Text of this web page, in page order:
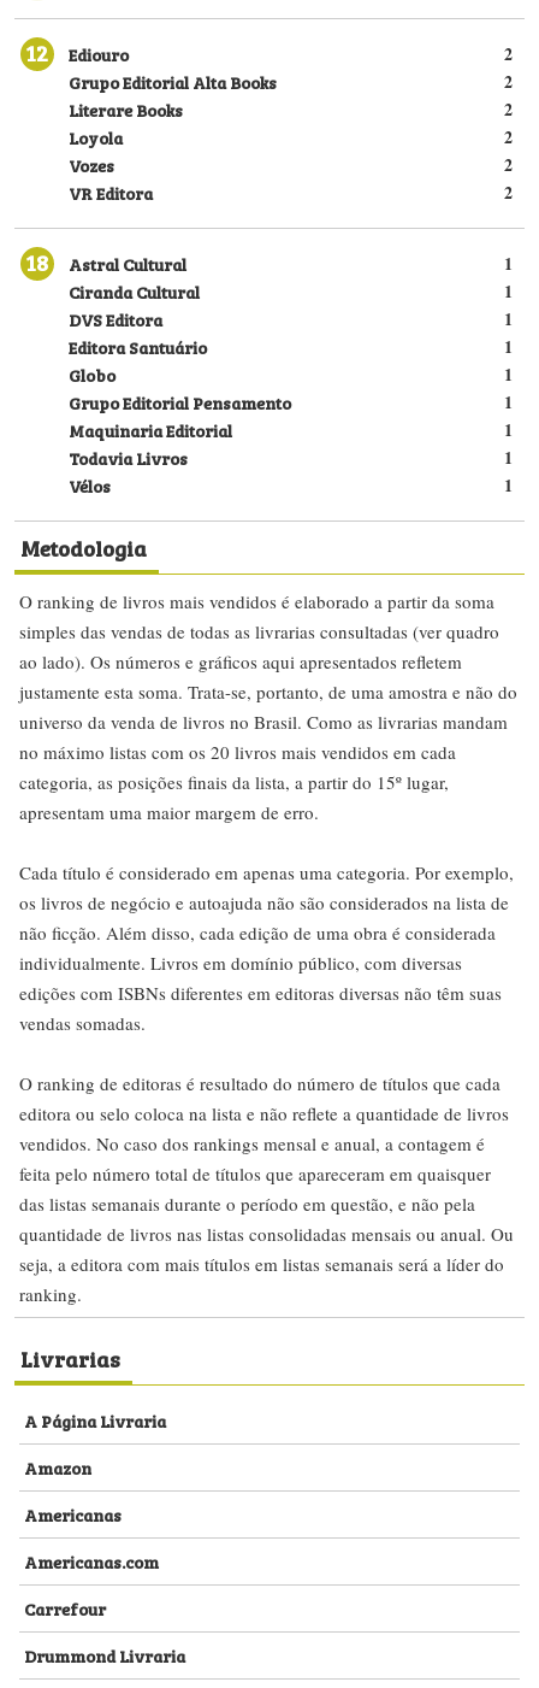
12 2
Ediouro
2
Grupo Editorial Alta Books
2
Literare Books
2
Loyola
2
Vozes
2
VR Editora
18 1
Astral Cultural
1
Ciranda Cultural
1
DVS Editora
1
Editora Santuário
1
Globo
1
Grupo Editorial Pensamento
1
Maquinaria Editorial
1
Todavia Livros
1
Vélos
Metodologia
O ranking de livros mais vendidos é elaborado a partir da soma
simples das vendas de todas as livrarias consultadas (ver quadro
ao lado). Os números e gráficos aqui apresentados refletem
justamente esta soma. Trata-se, portanto, de uma amostra e não do
universo da venda de livros no Brasil. Como as livrarias mandam
no máximo listas com os 20 livros mais vendidos em cada
categoria, as posições finais da lista, a partir do 15º lugar,
apresentam uma maior margem de erro.
Cada título é considerado em apenas uma categoria. Por exemplo,
os livros de negócio e autoajuda não são considerados na lista de
não ficção. Além disso, cada edição de uma obra é considerada
individualmente. Livros em domínio público, com diversas
edições com ISBNs diferentes em editoras diversas não têm suas
vendas somadas.
O ranking de editoras é resultado do número de títulos que cada
editora ou selo coloca na lista e não reflete a quantidade de livros
vendidos. No caso dos rankings mensal e anual, a contagem é
feita pelo número total de títulos que apareceram em quaisquer
das listas semanais durante o período em questão, e não pela
quantidade de livros nas listas consolidadas mensais ou anual. Ou
seja, a editora com mais títulos em listas semanais será a líder do
ranking.
Livrarias
A Página Livraria
Amazon
Americanas
Americanas.com
Carrefour
Drummond Livraria